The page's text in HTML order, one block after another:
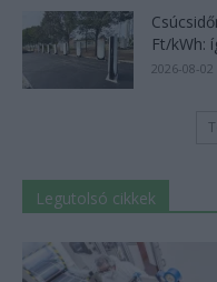
Ft/kWh:
2026-08-02
Legutolsó cikkek